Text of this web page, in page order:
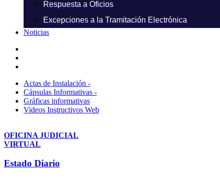
Respuesta a Oficios
Excepciones a la Tramitación Electrónica
Noticias
Actas de Instalación -
Cápsulas Informativas -
Gráficas informativas
Videos Instructivos Web
OFICINA JUDICIAL
VIRTUAL
Estado Diario